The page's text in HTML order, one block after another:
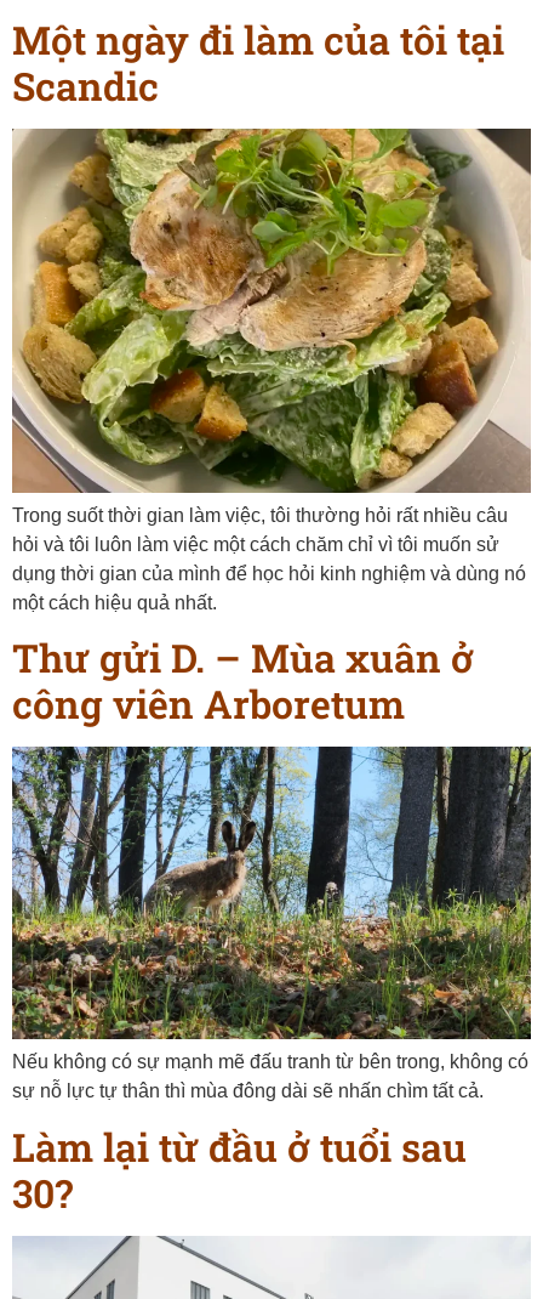
Một ngày đi làm của tôi tại
Scandic
Trong suốt thời gian làm việc, tôi thường hỏi rất nhiều câu
hỏi và tôi luôn làm việc một cách chăm chỉ vì tôi muốn sử
dụng thời gian của mình để học hỏi kinh nghiệm và dùng nó
một cách hiệu quả nhất.
Thư gửi D. – Mùa xuân ở
công viên Arboretum
Nếu không có sự mạnh mẽ đấu tranh từ bên trong, không có
sự nỗ lực tự thân thì mùa đông dài sẽ nhấn chìm tất cả.
Làm lại từ đầu ở tuổi sau
30?